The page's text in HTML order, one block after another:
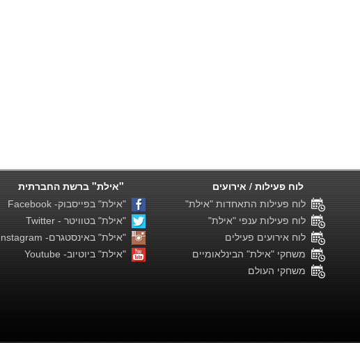
"אילת" ברשת החברתית
"אילת" בפייסבוק- Facebook
"אילת" בטוויטר - Twitter
"אילת" באינסטגרם- Instagram
"אילת" ביוטיוב- Youtube
לוח פעילות / אירועים
לוח פעילות התאחדות "אילת"
לוח פעילות ענפי "אילת"
לוח אירועים פעילים
משחקי "אילת" הבינלאומיים
משחקי העולם